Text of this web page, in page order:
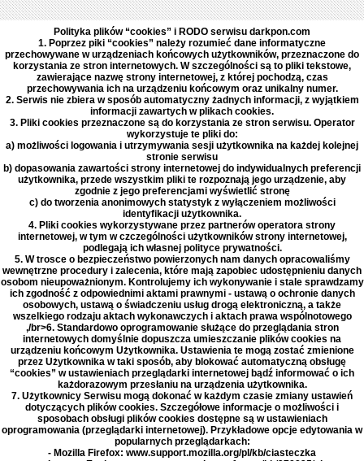
Polityka plików “cookies” i RODO serwisu darkpon.com
1. Poprzez piki “cookies” należy rozumieć dane informatyczne
przechowywane w urządzeniach końcowych użytkowników, przeznaczone do
korzystania ze stron internetowych. W szczególności są to pliki tekstowe,
zawierające nazwę strony internetowej, z której pochodzą, czas
przechowywania ich na urządzeniu końcowym oraz unikalny numer.
2. Serwis nie zbiera w sposób automatyczny żadnych informacji, z wyjątkiem
informacji zawartych w plikach cookies.
3. Pliki cookies przeznaczone są do korzystania ze stron serwisu. Operator
wykorzystuje te pliki do:
a) możliwości logowania i utrzymywania sesji użytkownika na każdej kolejnej
stronie serwisu
b) dopasowania zawartości strony internetowej do indywidualnych preferencji
użytkownika, przede wszystkim pliki te rozpoznają jego urządzenie, aby
zgodnie z jego preferencjami wyświetlić stronę
c) do tworzenia anonimowych statystyk z wyłączeniem możliwości
identyfikacji użytkownika.
4. Pliki cookies wykorzystywane przez partnerów operatora strony
internetowej, w tym w czczególności użytkowników strony internetowej,
podlegają ich własnej polityce prywatności.
5. W trosce o bezpieczeństwo powierzonych nam danych opracowaliśmy
wewnętrzne procedury i zalecenia, które mają zapobiec udostępnieniu danych
osobom nieupoważnionym. Kontrolujemy ich wykonywanie i stale sprawdzamy
ich zgodność z odpowiednimi aktami prawnymi - ustawą o ochronie danych
osobowych, ustawą o świadczeniu usług drogą elektroniczną, a także
wszelkiego rodzaju aktach wykonawczych i aktach prawa wspólnotowego
,/br>6. Standardowo oprogramowanie służące do przeglądania stron
internetowych domyślnie dopuszcza umieszczanie plików cookies na
urządzeniu końcowym Użytkownika. Ustawienia te mogą zostać zmienione
przez Użytkownika w taki sposób, aby blokować automatyczną obsługę
“cookies” w ustawieniach przeglądarki internetowej bądź informować o ich
każdorazowym przesłaniu na urządzenia użytkownika.
7. Użytkownicy Serwisu mogą dokonać w każdym czasie zmiany ustawień
dotyczących plików cookies. Szczegółowe informacje o możliwości i
sposobach obsługi plików cookies dostępne są w ustawieniach
oprogramowania (przeglądarki internetowej). Przykładowe opcje edytowania w
popularnych przeglądarkach:
- Mozilla Firefox: www.support.mozilla.org/pl/kb/ciasteczka